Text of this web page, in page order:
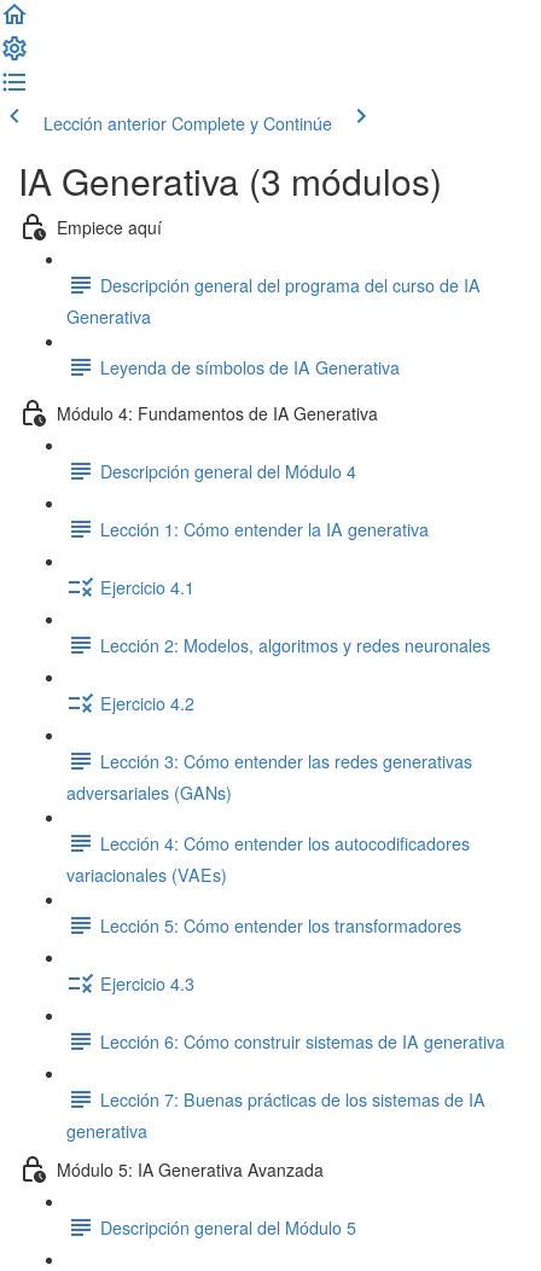
Lección anterior Complete y Continúe
IA Generativa (3 módulos)
Empiece aquí
Descripción general del programa del curso de IA
Generativa
Leyenda de símbolos de IA Generativa
Módulo 4: Fundamentos de IA Generativa
Descripción general del Módulo 4
Lección 1: Cómo entender la IA generativa
Ejercicio 4.1
Lección 2: Modelos, algoritmos y redes neuronales
Ejercicio 4.2
Lección 3: Cómo entender las redes generativas
adversariales (GANs)
Lección 4: Cómo entender los autocodificadores
variacionales (VAEs)
Lección 5: Cómo entender los transformadores
Ejercicio 4.3
Lección 6: Cómo construir sistemas de IA generativa
Lección 7: Buenas prácticas de los sistemas de IA
generativa
Módulo 5: IA Generativa Avanzada
Descripción general del Módulo 5